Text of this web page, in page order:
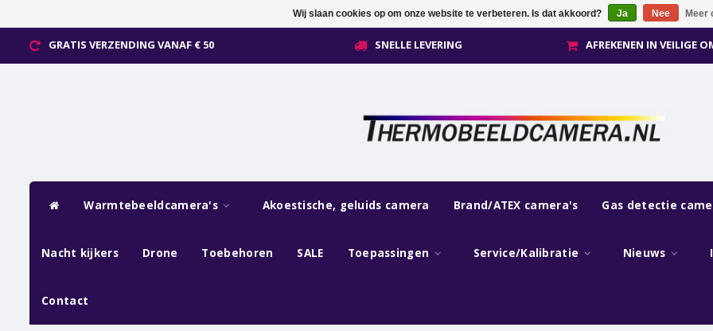
GRATIS VERZENDING VANAF € 50 SNELLE LEVERING AFREKENEN IN VEILIGE
Warmtebeeldcamera's Akoestische, geluids camera Brand/ATEX camera's Gas detectie
Nacht kijkers Drone Toebehoren SALE Toepassingen Service/Kalibratie Nieuws
Contact
Wij slaan cookies op om onze website te verbeteren. Is dat akkoord? Ja Nee Meer